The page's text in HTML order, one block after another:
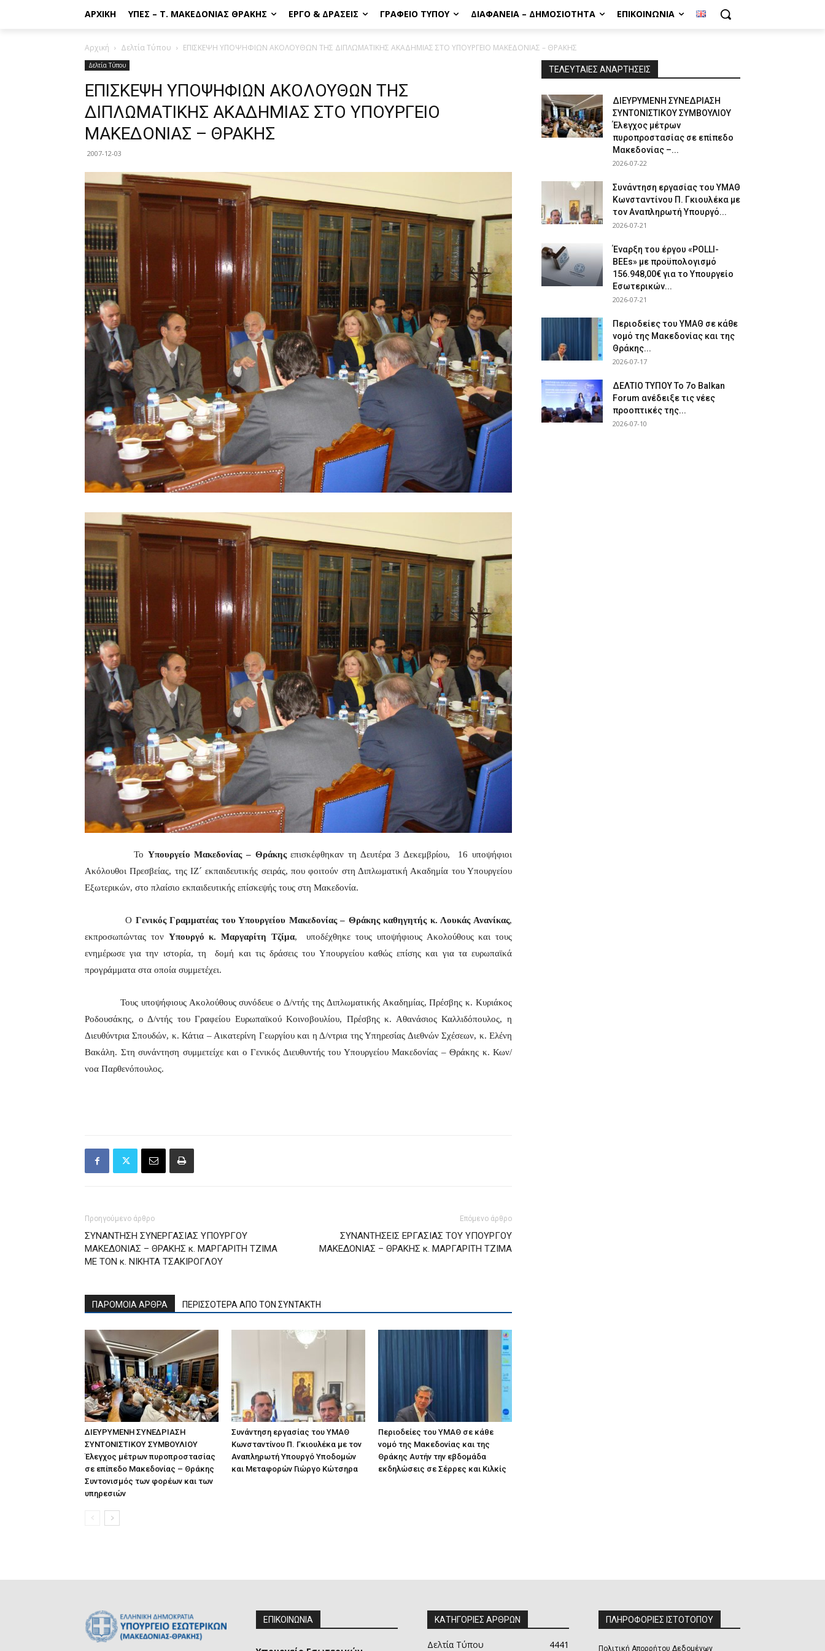
ΑΡΧΙΚΉ ΥΠΕΣ – Τ. ΜΑΚΕΔΟΝΊΑΣ ΘΡΆΚΗΣ ΈΡΓΟ & ΔΡΆΣΕΙΣ ΓΡΑΦΕΊΟ ΤΎΠΟΥ ΔΙΑΦΆΝΕΙΑ – ΔΗΜΟΣΙΌΤΗΤΑ ΕΠΙΚΟΙΝΩΝΊΑ
Αρχική Δελτία Τύπου ΕΠΙΣΚΕΨΗ ΥΠΟΨΗΦΙΩΝ ΑΚΟΛΟΥΘΩΝ ΤΗΣ ΔΙΠΛΩΜΑΤΙΚΗΣ ΑΚΑΔΗΜΙΑΣ ΣΤΟ ΥΠΟΥΡΓΕΙΟ ΜΑΚΕΔΟΝΙΑΣ – ΘΡΑΚΗΣ
Δελτία Τύπου
ΕΠΙΣΚΕΨΗ ΥΠΟΨΗΦΙΩΝ ΑΚΟΛΟΥΘΩΝ ΤΗΣ
ΔΙΠΛΩΜΑΤΙΚΗΣ ΑΚΑΔΗΜΙΑΣ ΣΤΟ ΥΠΟΥΡΓΕΙΟ
ΜΑΚΕΔΟΝΙΑΣ – ΘΡΑΚΗΣ
2007-12-03
Το Υπουργείο Μακεδονίας – Θράκηςεπισκέφθηκαν τη Δευτέρα 3 Δεκεμβρίου,
16 υποψήφιοι
Ακόλουθοι Πρεσβείας, της ΙΖ´ εκπαιδευτικής σειράς, που φοιτούν στη Διπλωματική Ακαδημία του Υπουργείου
Εξωτερικών, στο πλαίσιο εκπαιδευτικής επίσκεψής τους στη Μακεδονία.
Ο Γενικός Γραμματέας του Υπουργείου Μακεδονίας – Θράκης καθηγητής κ. Λουκάς Ανανίκας,
εκπροσωπώντας τον Υπουργό κ. Μαργαρίτη Τζίμα,
υποδέχθηκε τους υποψήφιους Ακολούθους και τους
ενημέρωσε για την ιστορία, τη
δομή και τις δράσεις του Υπουργείου καθώς επίσης και για τα ευρωπαϊκά
προγράμματα στα οποία συμμετέχει.
Τους υποψήφιους Ακολούθους συνόδευε ο Δ/ντής της Διπλωματικής Ακαδημίας, Πρέσβης κ. Κυριάκος
Ροδουσάκης, ο Δ/ντής του Γραφείου Ευρωπαϊκού Κοινοβουλίου, Πρέσβης κ. Αθανάσιος Καλλιδόπουλος, η
Διευθύντρια Σπουδών, κ. Κάτια – Αικατερίνη Γεωργίου και η Δ/ντρια της Υπηρεσίας Διεθνών Σχέσεων, κ. Ελένη
Βακάλη. Στη συνάντηση συμμετείχε και ο Γενικός Διευθυντής του Υπουργείου Μακεδονίας – Θράκης κ. Κων/
νοα Παρθενόπουλος.
Προηγούμενο άρθρο
ΣΥΝΑΝΤΗΣΗ ΣΥΝΕΡΓΑΣΙΑΣ ΥΠΟΥΡΓΟΥ
ΜΑΚΕΔΟΝΙΑΣ – ΘΡΑΚΗΣ κ. ΜΑΡΓΑΡΙΤΗ ΤΖΙΜΑ
ΜΕ ΤΟΝ κ. ΝΙΚΗΤΑ ΤΣΑΚΙΡΟΓΛΟΥ
Επόμενο άρθρο
ΣΥΝΑΝΤΗΣΕΙΣ ΕΡΓΑΣΙΑΣ ΤΟΥ ΥΠΟΥΡΓΟΥ
ΜΑΚΕΔΟΝΙΑΣ – ΘΡΑΚΗΣ κ. ΜΑΡΓΑΡΙΤΗ ΤΖΙΜΑ
ΠΑΡΟΜΟΙΑ ΑΡΘΡΑ ΠΕΡΙΣΣΟΤΕΡΑ ΑΠΟ ΤΟΝ ΣΥΝΤΑΚΤΗ
ΔΙΕΥΡΥΜΕΝΗ ΣΥΝΕΔΡΙΑΣΗ
ΣΥΝΤΟΝΙΣΤΙΚΟΥ ΣΥΜΒΟΥΛΙΟΥ
Έλεγχος μέτρων πυροπροστασίας
σε επίπεδο Μακεδονίας – Θράκης
Συντονισμός των φορέων και των
υπηρεσιών
Συνάντηση εργασίας του ΥΜΑΘ
Κωνσταντίνου Π. Γκιουλέκα με τον
Αναπληρωτή Υπουργό Υποδομών
και Μεταφορών Γιώργο Κώτσηρα
Περιοδείες του ΥΜΑΘ σε κάθε
νομό της Μακεδονίας και της
Θράκης Αυτήν την εβδομάδα
εκδηλώσεις σε Σέρρες και Κιλκίς
ΤΕΛΕΥΤΑΙΕΣ ΑΝΑΡΤΗΣΕΙΣ
ΔΙΕΥΡΥΜΕΝΗ ΣΥΝΕΔΡΙΑΣΗ
ΣΥΝΤΟΝΙΣΤΙΚΟΥ ΣΥΜΒΟΥΛΙΟΥ
Έλεγχος μέτρων
πυροπροστασίας σε επίπεδο
Μακεδονίας –...
2026-07-22
Συνάντηση εργασίας του ΥΜΑΘ
Κωνσταντίνου Π. Γκιουλέκα με
τον Αναπληρωτή Υπουργό...
2026-07-21
Έναρξη του έργου «POLLI-
BEEs» με προϋπολογισμό
156.948,00€ για το Υπουργείο
Εσωτερικών...
2026-07-21
Περιοδείες του ΥΜΑΘ σε κάθε
νομό της Μακεδονίας και της
Θράκης...
2026-07-17
ΔΕΛΤΙΟ ΤΥΠΟΥ Το 7ο Balkan
Forum ανέδειξε τις νέες
προοπτικές της...
2026-07-10
ΕΠΙΚΟΙΝΩΝΙΑ ΚΑΤΗΓΟΡΙΕΣ ΑΡΘΡΩΝ
Δελτία Τύπου 4441
ΠΛΗΡΟΦΟΡΙΕΣ ΙΣΤΟΤΟΠΟΥ
Πολιτική Απορρήτου Δεδομένων